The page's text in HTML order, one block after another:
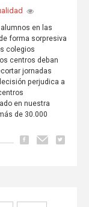
en las
forma sorpresiva
colegios
centros deban
jornadas
perjudica a
en nuestra
de 30.000